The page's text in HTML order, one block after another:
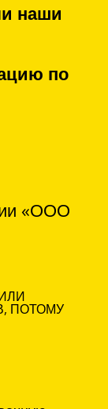
наши
по
«ООО
ПОТОМУ